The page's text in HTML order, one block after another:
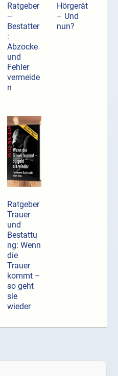
Ratgeber
–
Bestatter
:
Abzocke
und
Fehler
vermeide
n
Hörgerät
– Und
nun?
Ratgeber
Trauer
und
Bestattu
ng: Wenn
die
Trauer
kommt –
so geht
sie
wieder